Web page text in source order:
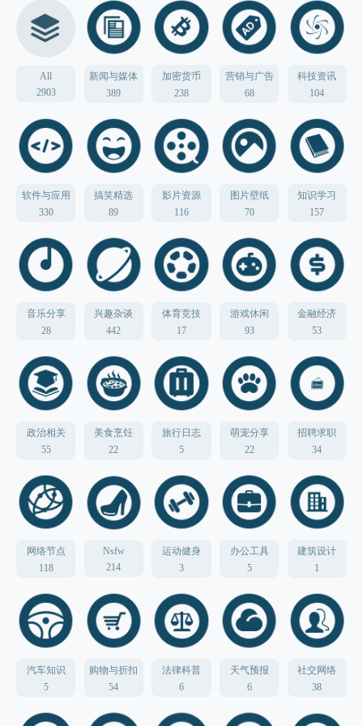
All
2903
新闻与媒体
389
加密货币
238
营销与广告
68
科技资讯
104
软件与应用
330
搞笑精选
89
影片资源
116
图片壁纸
70
知识学习
157
音乐分享
28
兴趣杂谈
442
体育竞技
17
游戏休闲
93
金融经济
53
政治相关
55
美食烹饪
22
旅行日志
5
萌宠分享
22
招聘求职
34
网络节点
118
Nsfw
214
运动健身
3
办公工具
5
建筑设计
1
汽车知识
5
购物与折扣
54
法律科普
6
天气预报
6
社交网络
38